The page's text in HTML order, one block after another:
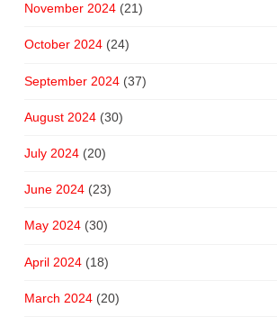
November 2024(21)
October 2024(24)
September 2024(37)
August 2024(30)
July 2024(20)
June 2024(23)
May 2024(30)
April 2024(18)
March 2024(20)